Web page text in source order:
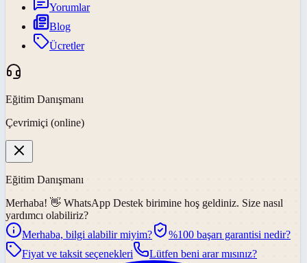
Yorumlar
Blog
Ücretler
Eğitim Danışmanı
Çevrimiçi (online)
Eğitim Danışmanı
Merhaba! 👋 WhatsApp Destek birimine hoş geldiniz. Size nasıl
yardımcı olabiliriz?
Merhaba, bilgi alabilir miyim?
%100 başarı garantisi nedir?
Fiyat ve taksit seçenekleri
Lütfen beni arar mısınız?